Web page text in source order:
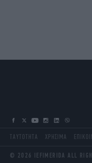
© 2026 IEFIMERIDA ALL
ΤΑΥΤΟΤΗΤΑ ΧΡΗΣΙΜΑ